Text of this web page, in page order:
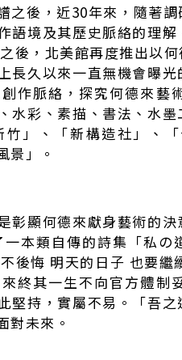
之後，近30年來，隨著
語境及其歷史脈絡的理
後，北美館再度推出以
長久以來一直無機會曝
作脈絡，探究何德來藝
水彩、素描、書法、水
」、「新構造社」、
景」。
彰顯何德來獻身藝術的
本類自傳的詩集「私
後悔 明天的日子 也要
終其一生不向官方體制
堅持，實屬不易。「吾
對未來。